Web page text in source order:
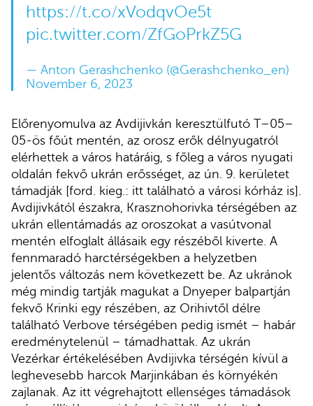
https://t.co/xVodqvOe5t
pic.twitter.com/ZfGoPrkZ5G
— Anton Gerashchenko (@Gerashchenko_en)
November 6, 2023
Előrenyomulva az Avdijivkán keresztülfutó T–05–
05-ös főút mentén, az orosz erők délnyugatról
elérhettek a város határáig, s főleg a város nyugati
oldalán fekvő ukrán erősséget, az ún. 9. kerületet
támadják [ford. kieg.: itt található a városi kórház is].
Avdijivkától északra, Krasznohorivka térségében az
ukrán ellentámadás az oroszokat a vasútvonal
mentén elfoglalt állásaik egy részéből kiverte. A
fennmaradó harctérségekben a helyzetben
jelentős változás nem következett be. Az ukránok
még mindig tartják magukat a Dnyeper balpartján
fekvő Krinki egy részében, az Orihivtől délre
található Verbove térségében pedig ismét – habár
eredménytelenül – támadhattak. Az ukrán
Vezérkar értékelésében Avdijivka térségén kívül a
leghevesebb harcok Marjinkában és környékén
zajlanak. Az itt végrehajtott ellenséges támadások